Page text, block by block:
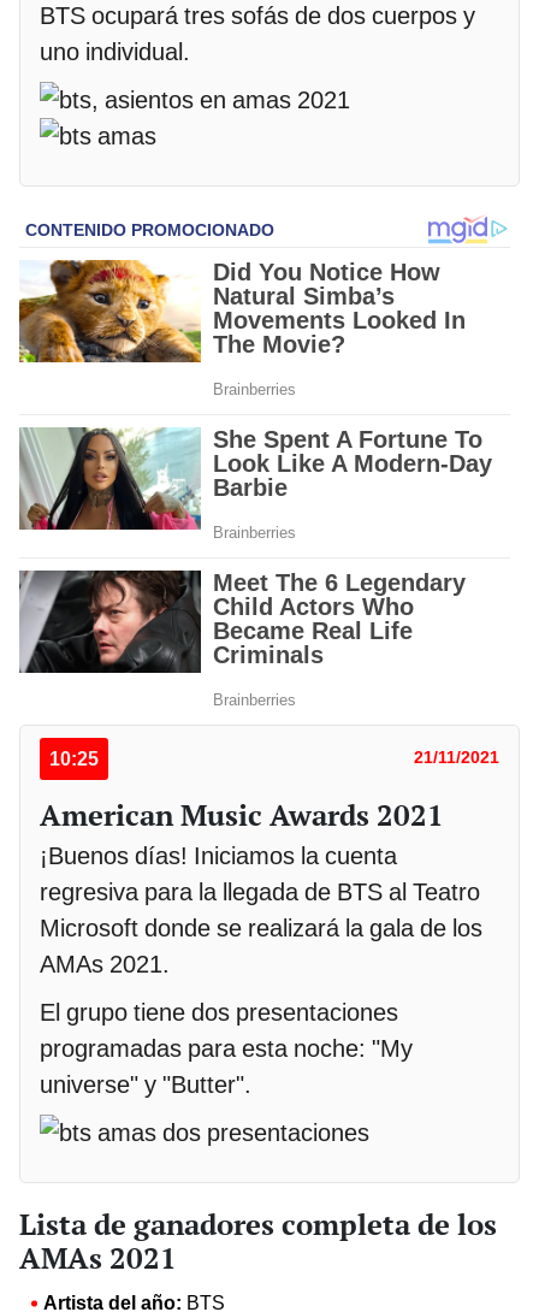
BTS ocupará tres sofás de dos cuerpos y
uno individual.
10:25 21/11/2021
American Music Awards 2021
¡Buenos días! Iniciamos la cuenta
regresiva para la llegada de BTS al Teatro
Microsoft donde se realizará la gala de los
AMAs 2021.
El grupo tiene dos presentaciones
programadas para esta noche: "My
universe" y "Butter".
Lista de ganadores completa de los
AMAs 2021
Artista del año: BTS